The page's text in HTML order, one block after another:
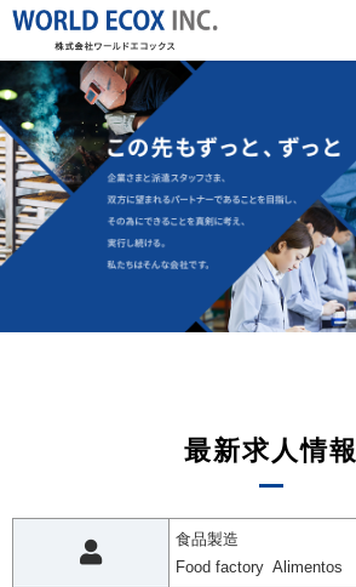
最新求人情報
食品製造
Food factory Alimentos